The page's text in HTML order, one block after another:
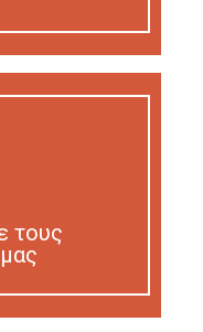
τους